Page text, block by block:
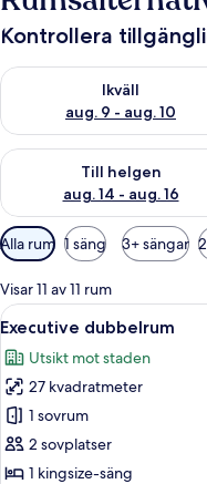
Kontrollera
Ikväll
aug. 9 - aug. 10
Kontrollera
Till helgen
aug. 14 - aug. 16
Kontrollera
Tillgängliga
filter
för
rum
Alla rum 1 säng 3+ sängar
Visar 11 av 11 rum
Öppna
alla
foton
för
Executive
dubbelrum
11
Executive dubbelrum
Utsikt mot staden
27 kvadratmeter
1 sovrum
2 sovplatser
1 kingsize-säng